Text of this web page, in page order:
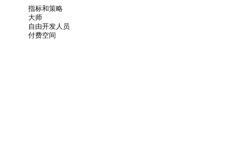
指标和策略
大师
自由开发人员
付费空间